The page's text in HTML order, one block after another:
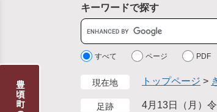
へ
キーワードで探す
サ
イ
ト すべて ページ PDF
現在地 トップページ >
足跡 4月13日（月）